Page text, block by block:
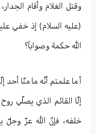
وقتل الغلام وأقام
(عليه السلام) إذ خفي
الله حكمة وصواباً؟
أ ما علمتم أنّه ما منّا أحد
إلّا القائم الذي يصلّي
خلفه، فإنّ الله عزّ